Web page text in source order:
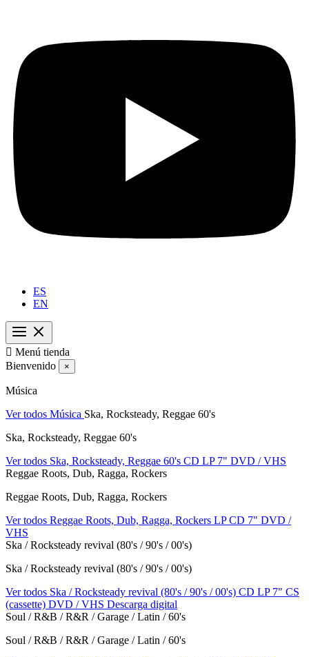
ES
EN
 Menú tienda
Bienvenido
×
Música
Ver todos Música Ska, Rocksteady, Reggae 60's
Ska, Rocksteady, Reggae 60's
Ver todos Ska, Rocksteady, Reggae 60's CD LP 7" DVD / VHS
Reggae Roots, Dub, Ragga, Rockers
Reggae Roots, Dub, Ragga, Rockers
Ver todos Reggae Roots, Dub, Ragga, Rockers LPCD 7" DVD /
VHS
Ska / Rocksteady revival (80's / 90's / 00's)
Ska / Rocksteady revival (80's / 90's / 00's)
Ver todos Ska / Rocksteady revival (80's / 90's / 00's) CD LP 7" CS
(cassette) DVD / VHS Descarga digital
Soul / R&B / R&R / Garage / Latin / 60's
Soul / R&B / R&R / Garage / Latin / 60's